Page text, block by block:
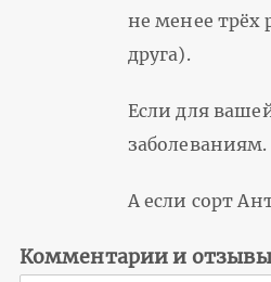
не менее трёх
друга).
Если для
А если сорт
Комментарии и отзывы